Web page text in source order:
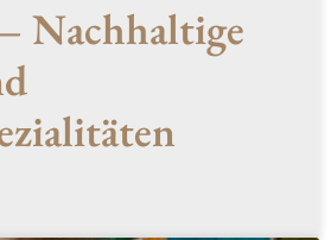
Nachhaltige